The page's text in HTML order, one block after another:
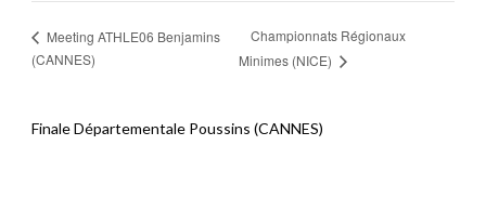
Meeting ATHLE06 Benjamins
(CANNES)
Championnats Régionaux
Minimes (NICE)
Finale Départementale Poussins (CANNES)